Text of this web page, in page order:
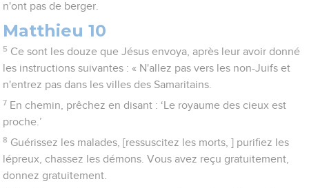
n'ont pas de berger.
Matthieu 10
5 Ce sont les douze que Jésus envoya, après leur avoir donné
les instructions suivantes : « N'allez pas vers les non-Juifs et
n'entrez pas dans les villes des Samaritains.
7 En chemin, prêchez en disant : ‘Le royaume des cieux est
proche.’
8 Guérissez les malades, [ressuscitez les morts, ] purifiez les
lépreux, chassez les démons. Vous avez reçu gratuitement,
donnez gratuitement.